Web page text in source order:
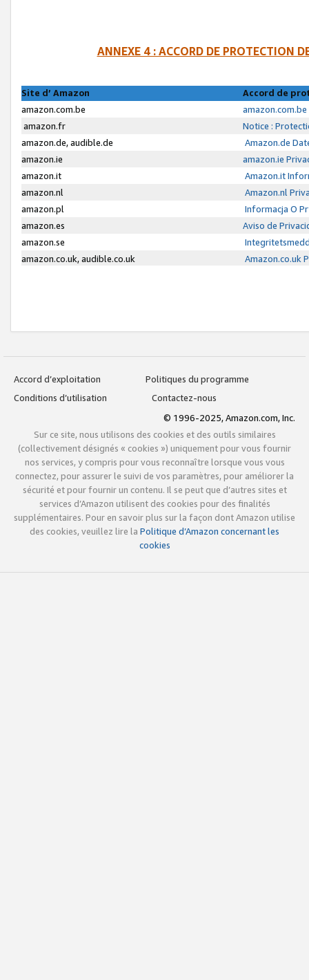
ANNEXE 4 : ACCORD DE PROTECTION
Site d’ Amazon
Accord de
amazon.com.be
amazon.fr
Notice :
amazon.de, audible.de
Amazon.de
amazon.ie
amazon.ie
amazon.it
Amazon.it
amazon.nl
Amazon.nl
amazon.pl
Informacja O
amazon.es
Aviso de
amazon.se
amazon.co.uk, audible.co.uk
Amazon.co.uk
Accord d’exploitation
Politiques du programme
Conditions d’utilisation
Contactez-nous
© 1996-2025, Amazon.com, Inc.
Sur ce site, nous utilisons des cookies et des outils similaires
(collectivement désignés « cookies ») uniquement pour vous fournir
nos services, y compris pour vous reconnaître lorsque vous vous
connectez, pour assurer le suivi de vos paramètres, pour améliorer la
sécurité et pour fournir un contenu. Il se peut que d’autres sites et
services d’Amazon utilisent des cookies pour des finalités
supplémentaires. Pour en savoir plus sur la façon dont Amazon utilise
des cookies, veuillez lire la Politique d’Amazon concernant les
cookies